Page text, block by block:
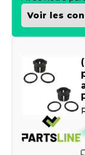
Voir les